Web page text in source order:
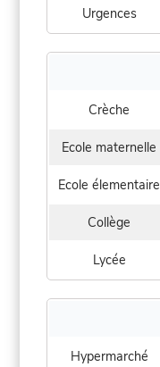
Urgences
Crèche
Ecole maternelle
Ecole élementaire
Collège
Lycée
Hypermarché